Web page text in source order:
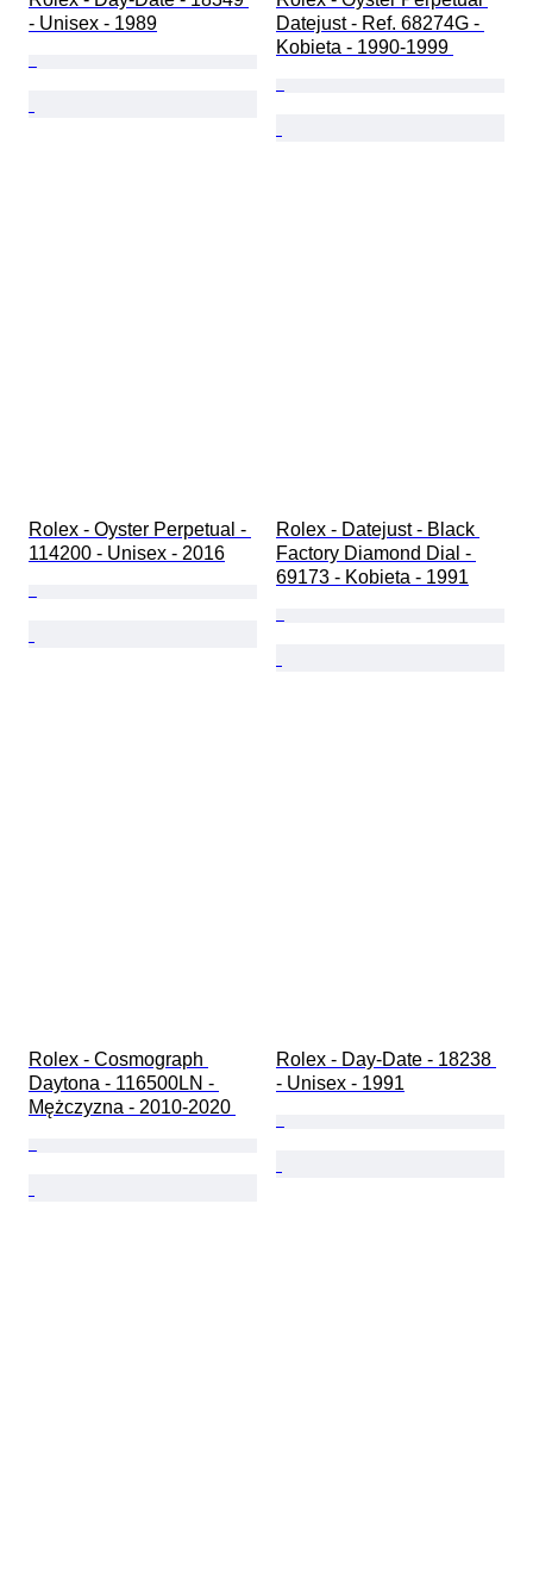
- Unisex - 1989
Datejust - Ref. 68274G -
Kobieta - 1990-1999
Rolex - Oyster Perpetual -
114200 - Unisex - 2016
Rolex - Datejust - Black
Factory Diamond Dial -
69173 - Kobieta - 1991
Rolex - Cosmograph
Daytona - 116500LN -
Mężczyzna - 2010-2020
Rolex - Day-Date - 18238
- Unisex - 1991